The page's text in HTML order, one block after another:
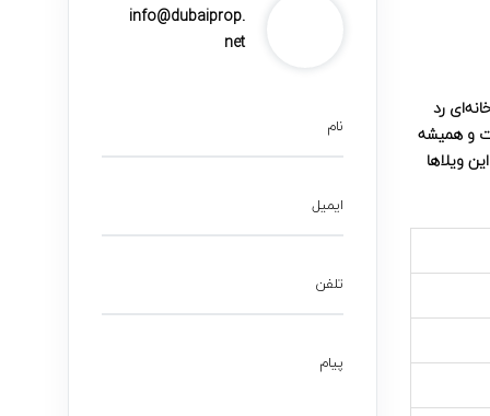
رد
و همیشه
ویلاها
info@dubaiprop.
net
نام
ایمیل
تلفن
پیام